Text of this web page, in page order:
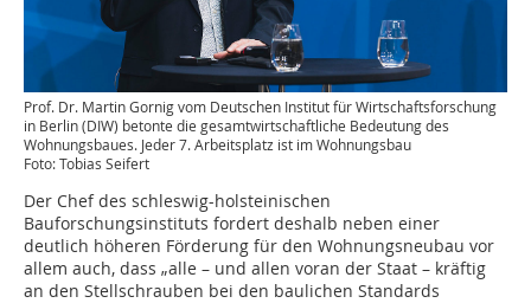
Prof. Dr. Martin Gornig vom Deutschen Institut für Wirtschaftsforschung
in Berlin (DIW) betonte die gesamtwirtschaftliche Bedeutung des
Wohnungsbaues. Jeder 7. Arbeitsplatz ist im Wohnungsbau
Foto: Tobias Seifert
Der Chef des schleswig-holsteinischen
Bauforschungsinstituts fordert deshalb neben einer
deutlich höheren Förderung für den Wohnungsneubau vor
allem auch, dass „alle – und allen voran der Staat – kräftig
an den Stellschrauben bei den baulichen Standards